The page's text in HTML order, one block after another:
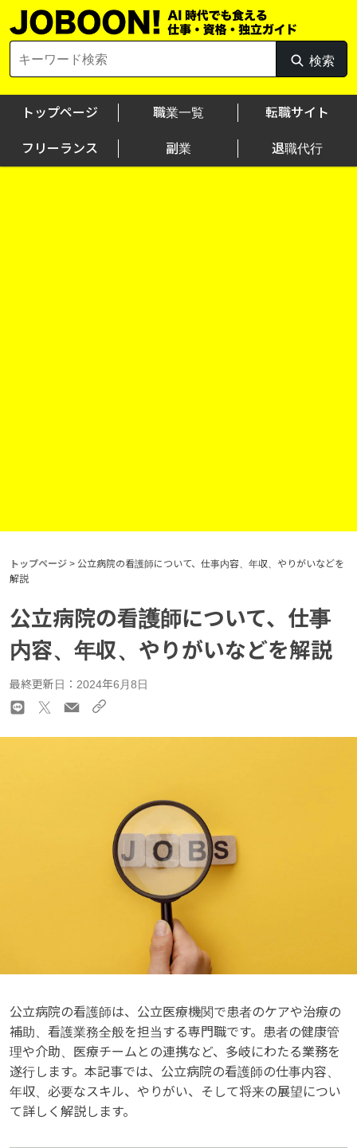
Skip
to
for:
検索
検
索
トップページ 職業一覧 転職サイト
フリーランス 副業 退職代行
トップページ > 公立病院の看護師について、仕事内容、年収、やりがいなどを
解説
公立病院の看護師について、仕事
内容、年収、やりがいなどを解説
最終更新日：2024年6月8日
公立病院の看護師は、公立医療機関で患者のケアや治療の
補助、看護業務全般を担当する専門職です。患者の健康管
理や介助、医療チームとの連携など、多岐にわたる業務を
遂行します。本記事では、公立病院の看護師の仕事内容、
年収、必要なスキル、やりがい、そして将来の展望につい
て詳しく解説します。